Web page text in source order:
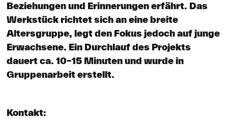
Beziehungen und Erinnerungen erfährt. Das
Werkstück richtet sich an eine breite
Altersgruppe, legt den Fokus jedoch auf junge
Erwachsene. Ein Durchlauf des Projekts
dauert ca. 10–15 Minuten und wurde in
Gruppenarbeit erstellt.
Kontakt: